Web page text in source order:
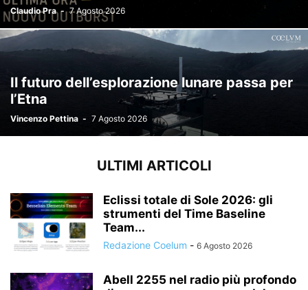
Claudio Pra - 7 Agosto 2026
Il futuro dell’esplorazione lunare passa per
l’Etna
Vincenzo Pettina - 7 Agosto 2026
ULTIMI ARTICOLI
Eclissi totale di Sole 2026: gli
strumenti del Time Baseline
Team...
Redazione Coelum - 6 Agosto 2026
Abell 2255 nel radio più profondo